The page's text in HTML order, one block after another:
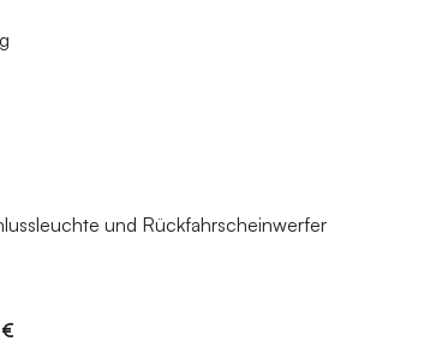
und Rückfahrscheinwerfer